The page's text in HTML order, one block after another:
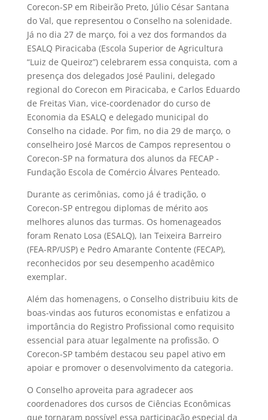
Corecon-SP em Ribeirão Preto, Júlio César Santana
do Val, que representou o Conselho na solenidade.
Já no dia 27 de março, foi a vez dos formandos da
ESALQ Piracicaba (Escola Superior de Agricultura
“Luiz de Queiroz”) celebrarem essa conquista, com a
presença dos delegados José Paulini, delegado
regional do Corecon em Piracicaba, e Carlos Eduardo
de Freitas Vian, vice-coordenador do curso de
Economia da ESALQ e delegado municipal do
Conselho na cidade. Por fim, no dia 29 de março, o
conselheiro José Marcos de Campos representou o
Corecon-SP na formatura dos alunos da FECAP -
Fundação Escola de Comércio Álvares Penteado.
Durante as cerimônias, como já é tradição, o
Corecon-SP entregou diplomas de mérito aos
melhores alunos das turmas. Os homenageados
foram Renato Losa (ESALQ), Ian Teixeira Barreiro
(FEA-RP/USP) e Pedro Amarante Contente (FECAP),
reconhecidos por seu desempenho acadêmico
exemplar.
Além das homenagens, o Conselho distribuiu kits de
boas-vindas aos futuros economistas e enfatizou a
importância do Registro Profissional como requisito
essencial para atuar legalmente na profissão. O
Corecon-SP também destacou seu papel ativo em
apoiar e promover o desenvolvimento da categoria.
O Conselho aproveita para agradecer aos
coordenadores dos cursos de Ciências Econômicas
que tornaram possível essa participação especial da